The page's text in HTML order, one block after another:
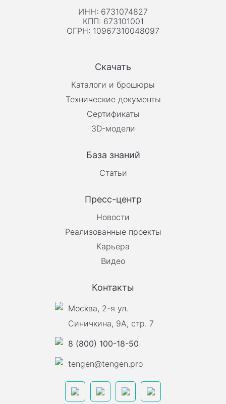
ИНН: 6731074827
КПП: 673101001
ОГРН: 10967310048097
Скачать
Каталоги и брошюры
Технические документы
Сертификаты
3D-модели
База знаний
Статьи
Пресс-центр
Новости
Реализованные проекты
Карьера
Видео
Контакты
Москва, 2-я ул.
Синичкина, 9А, стр. 7
8 (800) 100-18-50
tengen@tengen.pro